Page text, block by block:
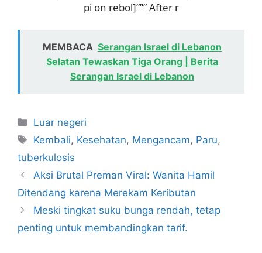
pi on rebol]””” After r
MEMBACA Serangan Israel di Lebanon
Selatan Tewaskan Tiga Orang | Berita
Serangan Israel di Lebanon
Kategori
Luar negeri
Tag
Kembali, Kesehatan, Mengancam, Paru,
tuberkulosis
Aksi Brutal Preman Viral: Wanita Hamil
Ditendang karena Merekam Keributan
Meski tingkat suku bunga rendah, tetap
penting untuk membandingkan tarif.